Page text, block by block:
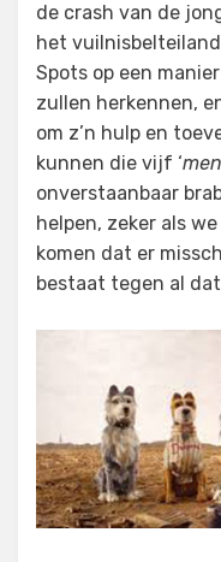
de crash van de
het
Spots op een
zullen herkennen,
om z’n hulp en
kunnen die vijf ‘
onverstaanbaar
helpen, zeker als
komen dat er
bestaat tegen al